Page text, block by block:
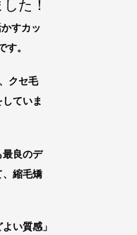
た！
すカッ
す。
クセ毛
ていま
最良のデ
、縮毛矯
い質感」